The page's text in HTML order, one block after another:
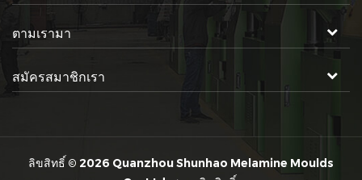
ตามเรามา
สมัครสมาชิกเรา
ลิขสิทธิ์ © 2026 Quanzhou Shunhao Melamine Moulds